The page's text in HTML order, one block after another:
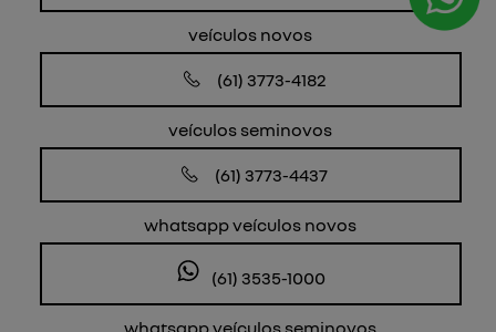
veículos novos
(61) 3773-4182
veículos seminovos
(61) 3773-4437
whatsapp veículos novos
(61) 3535-1000
whatsapp veículos seminovos